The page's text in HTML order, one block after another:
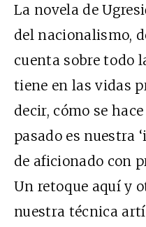
La novela de
del nacionalismo,
cuenta sobre todo
tiene en las vidas
decir, cómo se
pasado es nuestra
de aficionado con
Un retoque aquí y
nuestra técnica